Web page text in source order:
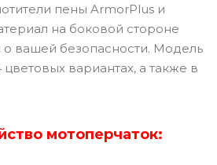
пены ArmorPlus и
на боковой стороне
о вашей безопасности. Модель
цветовых вариантах, а также в
мотоперчаток: